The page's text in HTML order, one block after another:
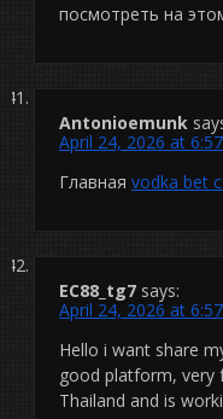
посмотреть на
Antonioemunk
April 24, 2026 at
Главная vodka bet
EC88_tg7 says:
April 24, 2026 at
Hello i want share
good platform, very
Thailand and is